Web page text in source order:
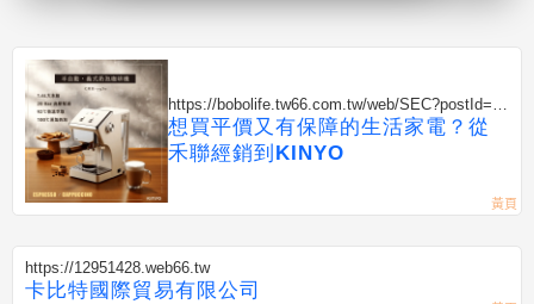
https://bobolife.tw66.com.tw/web/SEC?postId=13
52673
想買平價又有保障的生活家電？從
禾聯經銷到KINYO
https://12951428.web66.tw
卡比特國際貿易有限公司